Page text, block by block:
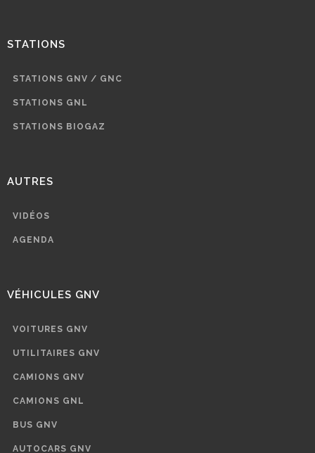
STATIONS
STATIONS GNV / GNC
STATIONS GNL
STATIONS BIOGAZ
AUTRES
VIDÉOS
AGENDA
VÉHICULES GNV
VOITURES GNV
UTILITAIRES GNV
CAMIONS GNV
CAMIONS GNL
BUS GNV
AUTOCARS GNV